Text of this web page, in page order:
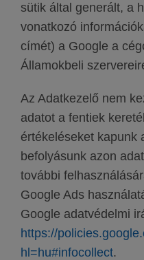
sütik által generált, a
vonatkozó
címét) a Google a
Államokbeli
Az Adatkezelő nem
adatot a fentiek
értékeléseket kapunk
befolyásunk azon
további
Google Ads
Google adatvédelmi
https://
hl=hu#infocollect.